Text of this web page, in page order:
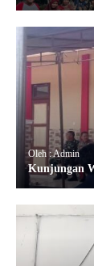
Oleh : Admin
Kunjungan